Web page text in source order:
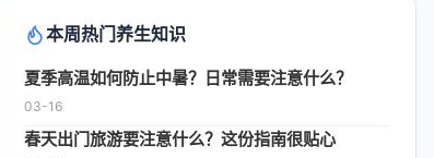
本周热门养生知识
夏季高温如何防止中暑？日常需要注意什么？
03-16
春天出门旅游要注意什么？这份指南很贴心